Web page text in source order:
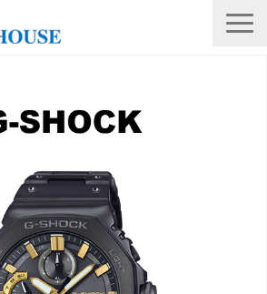
HOUSE オリジナルウォッチ
修理・電池交換
会社概要
採用情報
オンラインストア